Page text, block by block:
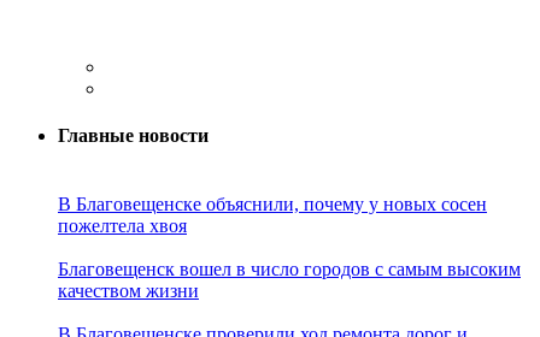
Главные новости
В Благовещенске объяснили, почему у новых сосен
пожелтела хвоя
Благовещенск вошел в число городов с самым высоким
качеством жизни